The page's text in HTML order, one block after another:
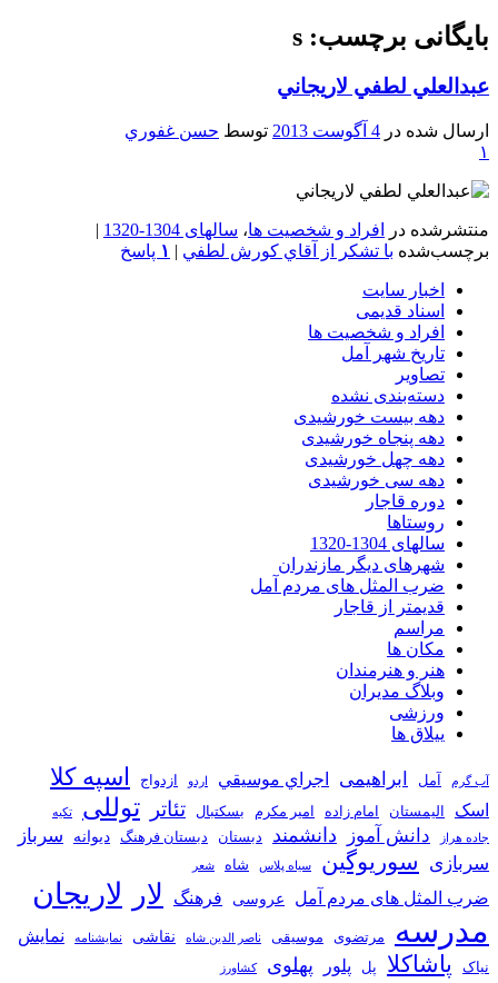
بایگانی برچسب: s
عبدالعلي لطفي لاريجاني
ارسال شده در 4 آگوست 2013 توسط حسن غفوري
۱
منتشرشده در افراد و شخصیت ها، سالهای 1304-1320
|
برچسب‌شده با تشکر از آقاي کورش لطفي | ۱ پاسخ
اخبار سایت
اسناد قدیمی
افراد و شخصیت ها
تاریخ شهر آمل
تصاویر
دسته‌بندی نشده
دهه بیست خورشیدی
دهه پنجاه خورشیدی
دهه چهل خورشیدی
دهه سی خورشیدی
دوره قاجار
روستاها
سالهای 1304-1320
شهرهای دیگر مازندران
ضرب المثل های مردم آمل
قدیمتر از قاجار
مراسم
مکان ها
هنر و هنرمندان
وبلاگ مدیران
ورزشی
ییلاق ها
آب گرم آمل ابراهیمی اجراي موسيقي اردو ازدواج اسپه کلا
اسک الیمستان امام زاده امیر مکرم بسکتبال تئاتر توللی تکیه
جاده هراز دانش آموز دانشمند دبستان دبستان فرهنگ دیوانه
سرباز
سربازی
سوریوگین سیاه پلاس شاه شعر
ضرب المثل های مردم آمل عروسی فرهنگ لار لاریجان
مدرسه مرتضوی موسیقی ناصر الدین شاه نقاشی نمايشنامه نمایش
نیاک پاشاکلا پل پلور پهلوی کشاورز